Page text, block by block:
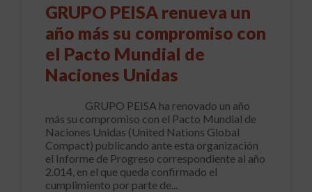
GRUPO PEISA renueva un
año más su compromiso con
el Pacto Mundial de
Naciones Unidas
GRUPO PEISA ha renovado un año
más su compromiso con el Pacto Mundial de
Naciones Unidas (United Nations Global
Compact) publicando ante esta organización
el Informe de Progreso correspondiente al año
2.014, en el que queda confirmado el
cumplimiento por parte de...